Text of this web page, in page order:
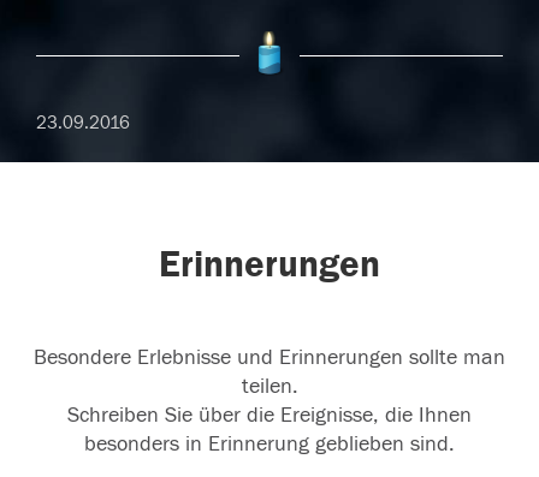
23.09.2016
Erinnerungen
Besondere Erlebnisse und Erinnerungen sollte man
teilen.
Schreiben Sie über die Ereignisse, die Ihnen
besonders in Erinnerung geblieben sind.